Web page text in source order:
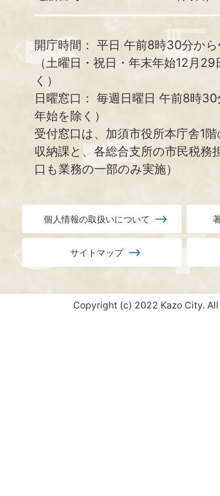
開庁時間： 平日 午前8時30分か
（土曜日・祝日・年末年始12月
く）
日曜窓口： 毎週日曜日 午前8時
年始を除く）
受付窓口は、加須市役所本庁舎1
収納課と、 各総合支所の市民税務
口も業務の一部のみ実施）
個人情報の取扱いについて
サイトマップ
Copyright (c) 2022 Kazo City.